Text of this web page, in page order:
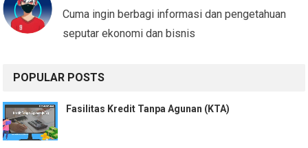
Cuma ingin berbagi informasi dan pengetahuan
seputar ekonomi dan bisnis
POPULAR POSTS
Fasilitas Kredit Tanpa Agunan (KTA)